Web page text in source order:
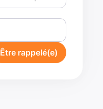
Être rappelé(e)